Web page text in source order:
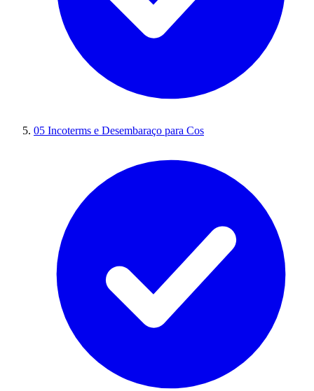
05 Incoterms e Desembaraço para Cos